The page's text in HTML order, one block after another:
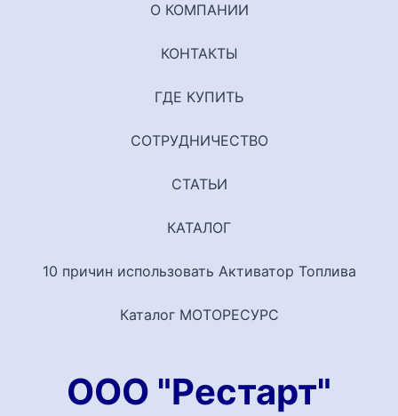
О КОМПАНИИ
КОНТАКТЫ
ГДЕ КУПИТЬ
СОТРУДНИЧЕСТВО
СТАТЬИ
КАТАЛОГ
10 причин использовать Активатор Топлива
Каталог МОТОРЕСУРС
ООО "Рестарт"